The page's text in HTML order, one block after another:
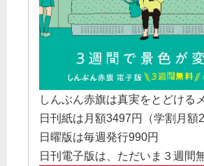
しんぶん赤旗は真実をとどける
日刊紙は月額3497円（学割月額
日曜版は毎週発行990円
日刊電子版は、ただいま３週間